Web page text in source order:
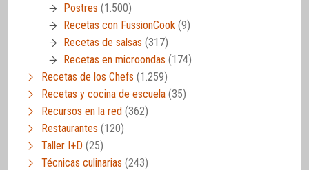
Postres (1.500)
Recetas con FussionCook (9)
Recetas de salsas (317)
Recetas en microondas (174)
Recetas de los Chefs (1.259)
Recetas y cocina de escuela (35)
Recursos en la red (362)
Restaurantes (120)
Taller I+D (25)
Técnicas culinarias (243)